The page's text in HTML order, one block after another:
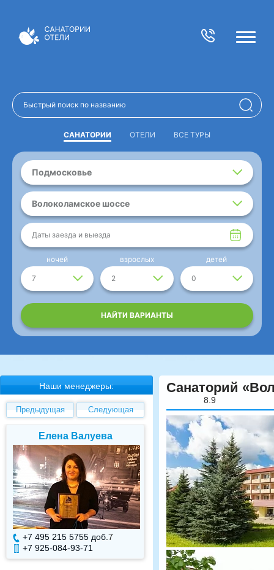
САНАТОРИИ ОТЕЛИ ВСЕ ТУРЫ
Подмосковье
Волоколамское шоссе
Даты заезда и выезда
7
ночей
2
взрослых
0
детей
НАЙТИ ВАРИАНТЫ
Наши менеджеры:
Предыдущая Следующая
Елена Валуева
+7 495 215 5755 доб. 7
+7 925-084-93-71
Светлана
+7 495 215 5755 доб.
+7 925-084-93-70
Санаторий
8.9